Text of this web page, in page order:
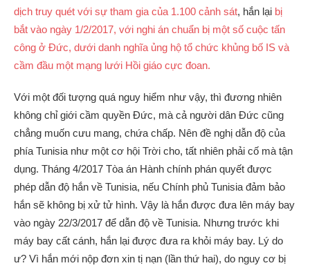
dịch truy quét với sự tham gia của 1.100 cảnh sát, hắn lại bị
bắt vào ngày 1/2/2017, với nghi án chuẩn bị một số cuộc tấn
công ở Đức, dưới danh nghĩa ủng hộ tổ chức khủng bố IS và
cầm đầu một mạng lưới Hồi giáo cực đoan.
Với một đối tượng quá nguy hiểm như vậy, thì đương nhiên
không chỉ giới cầm quyền Đức, mà cả người dân Đức cũng
chẳng muốn cưu mang, chứa chấp. Nên đề nghị dẫn độ của
phía Tunisia như một cơ hội Trời cho, tất nhiên phải cố mà tận
dụng. Tháng 4/2017 Tòa án Hành chính phán quyết được
phép dẫn độ hắn về Tunisia, nếu Chính phủ Tunisia đảm bảo
hắn sẽ không bị xử tử hình. Vậy là hắn được đưa lên máy bay
vào ngày 22/3/2017 để dẫn độ về Tunisia. Nhưng trước khi
máy bay cất cánh, hắn lại được đưa ra khỏi máy bay. Lý do
ư? Vì hắn mới nộp đơn xin tị nạn (lần thứ hai), do nguy cơ bị